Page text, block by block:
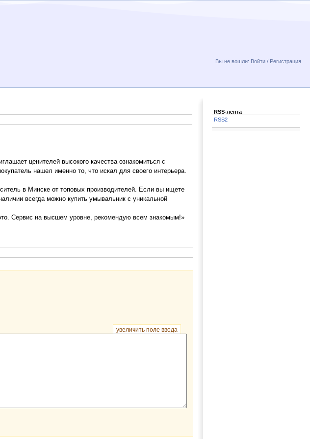
Вы не вошли: Войти / Регистрация
RSS-лента
RSS2
ценителей высокого качества ознакомиться с
нашел именно то, что искал для своего интерьера.
в Минске от топовых производителей. Если вы ищете
всегда можно купить умывальник с уникальной
Сервис на высшем уровне, рекомендую всем знакомым!»
увеличить поле ввода